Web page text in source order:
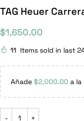
TAG Heuer
$1,650.00
11 Items sold in last
Añade $2,000.00 a la